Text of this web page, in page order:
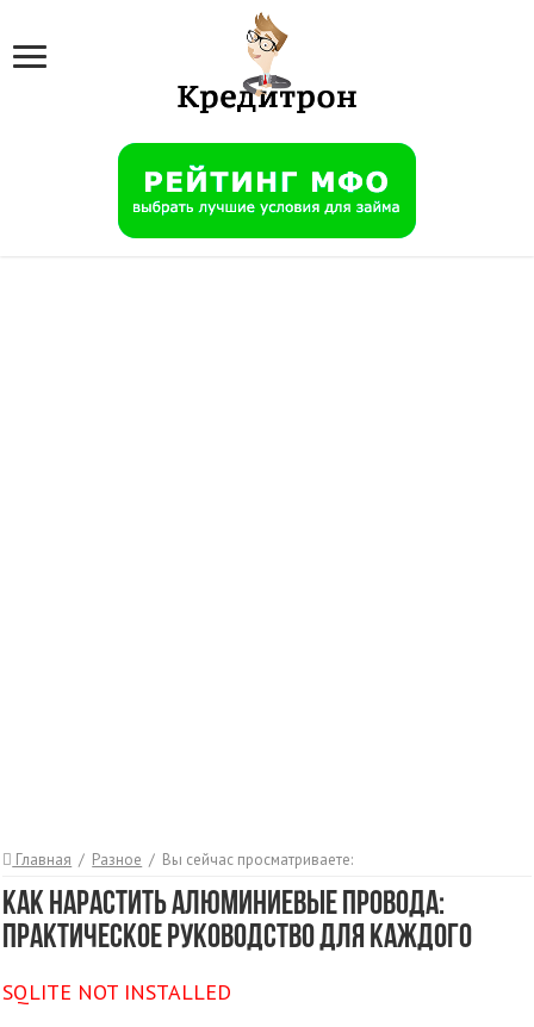
Главная / Разное / Вы сейчас просматриваете:
Как нарастить алюминиевые провода:
практическое руководство для каждого
SQLITE NOT INSTALLED